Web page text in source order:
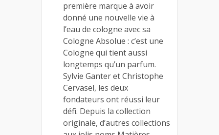
première marque à avoir
donné une nouvelle vie à
l’eau de cologne avec sa
Cologne Absolue : c’est une
Cologne qui tient aussi
longtemps qu’un parfum.
Sylvie Ganter et Christophe
Cervasel, les deux
fondateurs ont réussi leur
défi. Depuis la collection
originale, d’autres collections